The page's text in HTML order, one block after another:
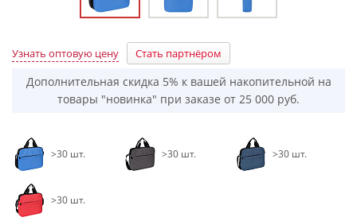
Узнать оптовую цену Стать партнёром
Дополнительная скидка 5% к вашей накопительной на
товары "новинка" при заказе от 25 000 руб.
>30 шт. >30 шт. >30 шт.
>30 шт.